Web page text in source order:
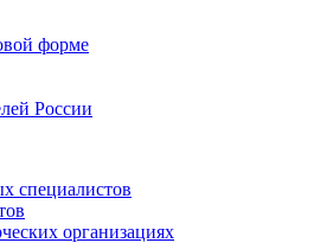
форме
России
специалистов
организациях